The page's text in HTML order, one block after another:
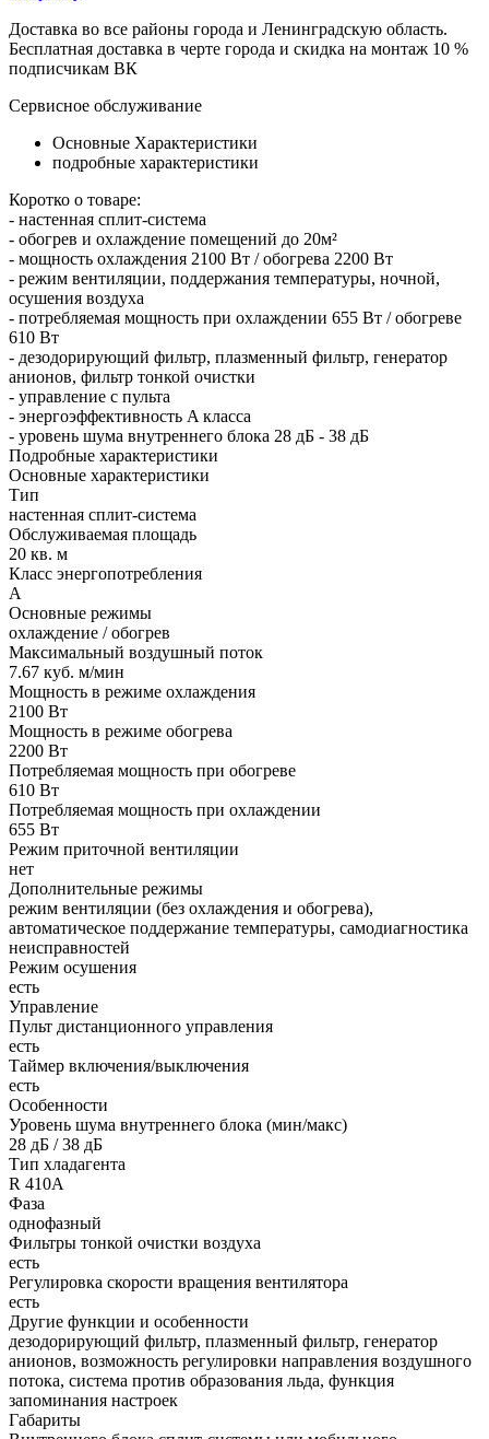
Доставка во все районы города и Ленинградскую область.
Бесплатная доставка в черте города и скидка на монтаж 10 %
подписчикам ВК
Сервисное обслуживание
Основные Характеристики
подробные характеристики
Коротко о товаре:
- настенная сплит-система
- обогрев и охлаждение помещений до 20м²
- мощность охлаждения 2100 Вт / обогрева 2200 Вт
- режим вентиляции, поддержания температуры, ночной,
осушения воздуха
- потребляемая мощность при охлаждении 655 Вт / обогреве
610 Вт
- дезодорирующий фильтр, плазменный фильтр, генератор
анионов, фильтр тонкой очистки
- управление с пульта
- энергоэффективность A класса
- уровень шума внутреннего блока 28 дБ - 38 дБ
Подробные характеристики
Основные характеристики
Тип
настенная сплит-система
Обслуживаемая площадь
20 кв. м
Класс энергопотребления
A
Основные режимы
охлаждение / обогрев
Максимальный воздушный поток
7.67 куб. м/мин
Мощность в режиме охлаждения
2100 Вт
Мощность в режиме обогрева
2200 Вт
Потребляемая мощность при обогреве
610 Вт
Потребляемая мощность при охлаждении
655 Вт
Режим приточной вентиляции
нет
Дополнительные режимы
режим вентиляции (без охлаждения и обогрева),
автоматическое поддержание температуры, самодиагностика
неисправностей
Режим осушения
есть
Управление
Пульт дистанционного управления
есть
Таймер включения/выключения
есть
Особенности
Уровень шума внутреннего блока (мин/макс)
28 дБ / 38 дБ
Тип хладагента
R 410A
Фаза
однофазный
Фильтры тонкой очистки воздуха
есть
Регулировка скорости вращения вентилятора
есть
Другие функции и особенности
дезодорирующий фильтр, плазменный фильтр, генератор
анионов, возможность регулировки направления воздушного
потока, система против образования льда, функция
запоминания настроек
Габариты